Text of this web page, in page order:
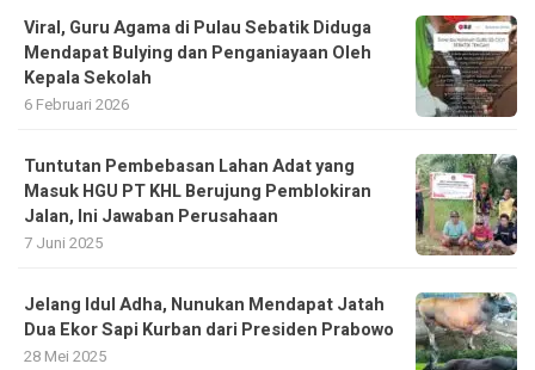
Viral, Guru Agama di Pulau Sebatik Diduga
Mendapat Bulying dan Penganiayaan Oleh
Kepala Sekolah
6 Februari 2026
Tuntutan Pembebasan Lahan Adat yang
Masuk HGU PT KHL Berujung Pemblokiran
Jalan, Ini Jawaban Perusahaan
7 Juni 2025
Jelang Idul Adha, Nunukan Mendapat Jatah
Dua Ekor Sapi Kurban dari Presiden Prabowo
28 Mei 2025